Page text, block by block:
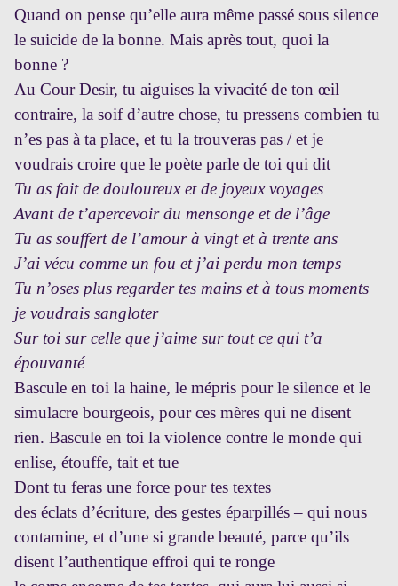
Quand on pense qu’elle aura même passé sous silence
le suicide de la bonne. Mais après tout, quoi la
bonne ?
Au Cour Desir, tu aiguises la vivacité de ton œil
contraire, la soif d’autre chose, tu pressens combien tu
n’es pas à ta place, et tu la trouveras pas / et je
voudrais croire que le poète parle de toi qui dit
Tu as fait de douloureux et de joyeux voyages
Avant de t’apercevoir du mensonge et de l’âge
Tu as souffert de l’amour à vingt et à trente ans
J’ai vécu comme un fou et j’ai perdu mon temps
Tu n’oses plus regarder tes mains et à tous moments
je voudrais sangloter
Sur toi sur celle que j’aime sur tout ce qui t’a
épouvanté
Bascule en toi la haine, le mépris pour le silence et le
simulacre bourgeois, pour ces mères qui ne disent
rien. Bascule en toi la violence contre le monde qui
enlise, étouffe, tait et tue
Dont tu feras une force pour tes textes
des éclats d’écriture, des gestes éparpillés – qui nous
contamine, et d’une si grande beauté, parce qu’ils
disent l’authentique effroi qui te ronge